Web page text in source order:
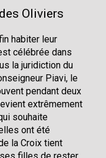
Oliviers
habiter leur
célébrée dans
la juridiction du
Piavi, le
pendant deux
extrêmement
souhaite
ont été
la Croix tient